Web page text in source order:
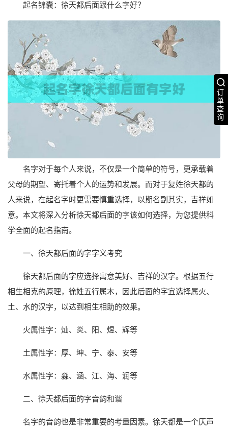
订
单
查
询
起名锦囊：徐天都后面跟什么字好？
名字对于每个人来说，不仅是一个简单的符号，更承载着
父母的期望、寄托着个人的运势和发展。而对于复姓徐天都的
人来说，在起名字时更需要慎重选择，以期名副其实，吉祥如
意。本文将深入分析徐天都后面的字该如何选择，为您提供科
学全面的起名指南。
一、徐天都后面的字字义考究
徐天都后面的字应选择寓意美好、吉祥的汉字。根据五行
相生相克的原理，徐姓五行属木，因此后面的字宜选择属火、
土、水的汉字，以达到相生相助的效果。
火属性字：灿、炎、阳、煜、辉等
土属性字：厚、坤、宁、泰、安等
水属性字：淼、涵、江、海、润等
二、徐天都后面的字音韵和谐
名字的音韵也是非常重要的考量因素。徐天都是一个仄声